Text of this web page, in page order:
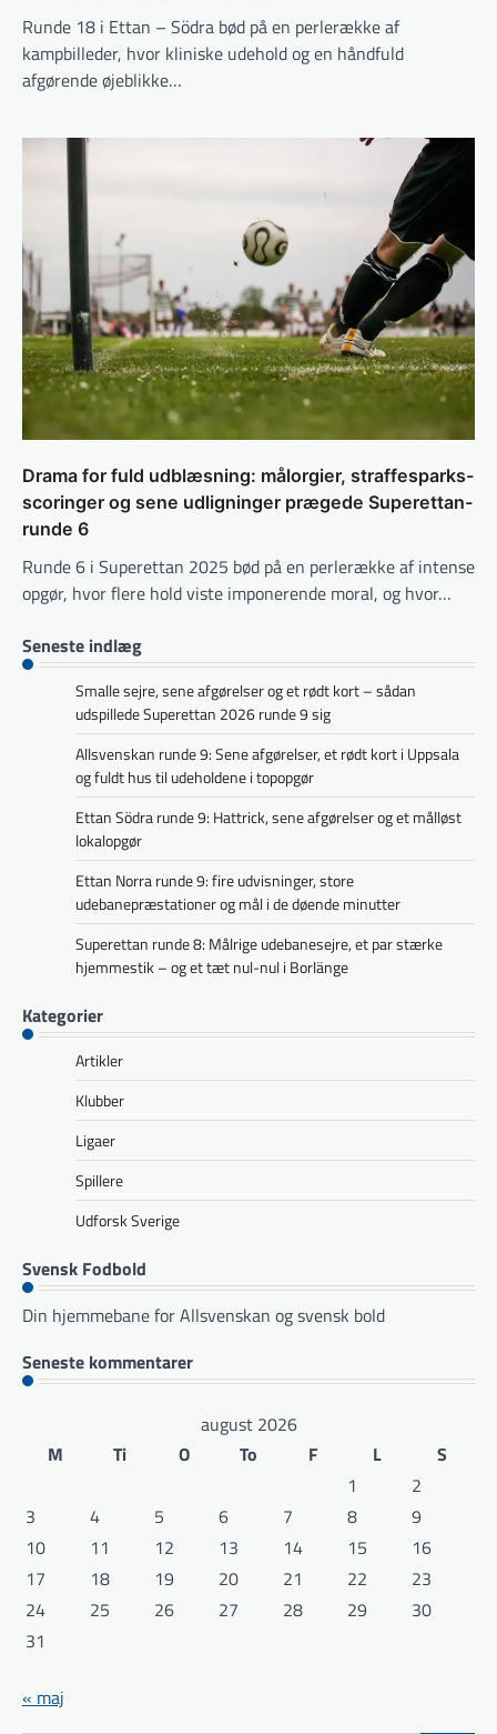
Runde 18 i Ettan – Södra bød på en perlerække af
kampbilleder, hvor kliniske udehold og en håndfuld
afgørende øjeblikke…
Drama for fuld udblæsning: målorgier, straffesparks-
scoringer og sene udligninger prægede Superettan-
runde 6
Runde 6 i Superettan 2025 bød på en perlerække af intense
opgør, hvor flere hold viste imponerende moral, og hvor…
Seneste indlæg
Smalle sejre, sene afgørelser og et rødt kort – sådan
udspillede Superettan 2026 runde 9 sig
Allsvenskan runde 9: Sene afgørelser, et rødt kort i Uppsala
og fuldt hus til udeholdene i topopgør
Ettan Södra runde 9: Hattrick, sene afgørelser og et målløst
lokalopgør
Ettan Norra runde 9: fire udvisninger, store
udebanepræstationer og mål i de døende minutter
Superettan runde 8: Målrige udebanesejre, et par stærke
hjemmestik – og et tæt nul-nul i Borlänge
Kategorier
Artikler
Klubber
Ligaer
Spillere
Udforsk Sverige
Svensk Fodbold
Din hjemmebane for Allsvenskan og svensk bold
Seneste kommentarer
august 2026
M
Ti O To F L
S
1
2
3
4 5 6 7 8
9
10
11 12 13 14 15
16
17
18 19 20 21 22
23
24
25 26 27 28 29
30
31
« maj